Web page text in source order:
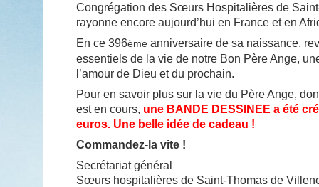
Congrégation des Sœurs Hospitalières de
rayonne encore aujourd’hui en France et en
En ce 396ème anniversaire de sa naissance,
essentiels de la vie de notre Bon Père Ange,
l’amour de Dieu et du prochain.
Pour en savoir plus sur la vie du Père Ange,
est en cours, une BANDE DESSINEE a été
euros. Une belle idée de cadeau !
Commandez-la vite !
Secrétariat général
Sœurs hospitalières de Saint-Thomas de